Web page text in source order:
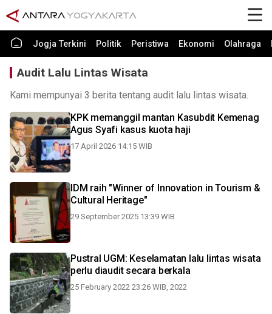
Jogja Terkini Politik Peristiwa Ekonomi Olahraga
Audit Lalu Lintas Wisata
Kami mempunyai 3 berita tentang audit lalu lintas wisata.
KPK memanggil mantan Kasubdit Kemenag
Agus Syafi kasus kuota haji
17 April 2026 14:15 WIB
IDM raih "Winner of Innovation in Tourism &
Cultural Heritage"
29 September 2025 13:39 WIB
Pustral UGM: Keselamatan lalu lintas wisata
perlu diaudit secara berkala
25 February 2022 23:26 WIB, 2022